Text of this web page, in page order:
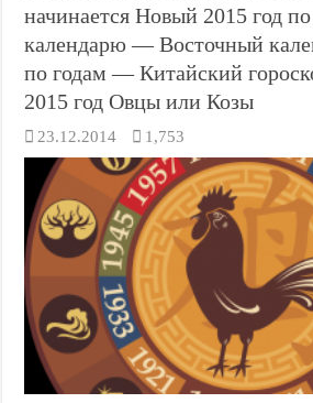
начинается Новый 2015 год
календарю — Восточный
по годам — Китайский
2015 год Овцы или Козы
23.12.2014 1,753